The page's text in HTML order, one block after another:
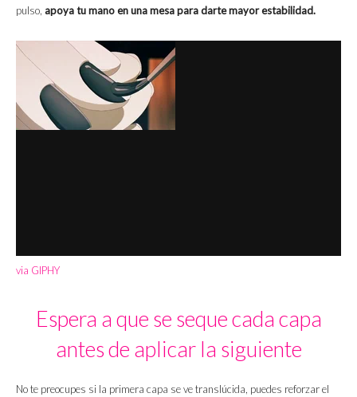
pulso, apoya tu mano en una mesa para darte mayor estabilidad.
via GIPHY
Espera a que se seque cada capa
antes de aplicar la siguiente
No te preocupes si la primera capa se ve translúcida, puedes reforzar el